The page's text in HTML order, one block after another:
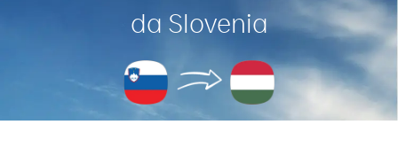
da Slovenia